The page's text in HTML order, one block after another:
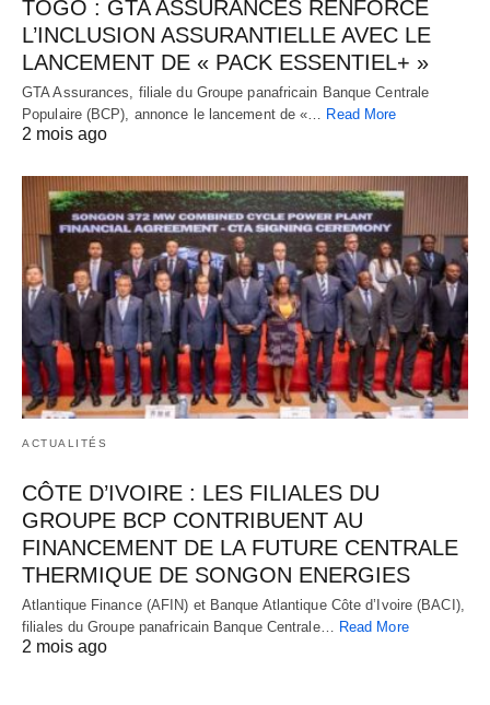
TOGO : GTA ASSURANCES RENFORCE
L’INCLUSION ASSURANTIELLE AVEC LE
LANCEMENT DE « PACK ESSENTIEL+ »
GTA Assurances, filiale du Groupe panafricain Banque Centrale
Populaire (BCP), annonce le lancement de «… Read More
2 mois ago
ACTUALITÉS
CÔTE D’IVOIRE : LES FILIALES DU
GROUPE BCP CONTRIBUENT AU
FINANCEMENT DE LA FUTURE CENTRALE
THERMIQUE DE SONGON ENERGIES
Atlantique Finance (AFIN) et Banque Atlantique Côte d’Ivoire (BACI),
filiales du Groupe panafricain Banque Centrale…
Read More
2 mois ago